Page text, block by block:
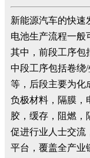
新能源汽车的快速
电池生产流程一般
其中，前段工序包
中段工序包括卷绕
等，后段主要为化
负极材料，隔膜，
胶，缓存，阻燃，
促进行业人士交流
平台，覆盖全产业